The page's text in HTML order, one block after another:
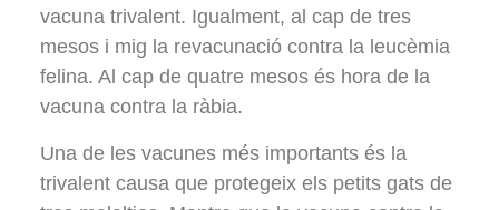
vacuna trivalent. Igualment, al cap de tres
mesos i mig la revacunació contra la leucèmia
felina. Al cap de quatre mesos és hora de la
vacuna contra la ràbia.
Una de les vacunes més importants és la
trivalent causa que protegeix els petits gats de